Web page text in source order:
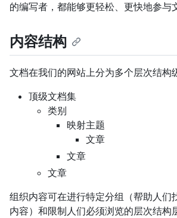
的编写者，都能够更轻松、更快地参与
内容结构
文档在我们的网站上分为多个层次结构
顶级文档集
类别
映射主题
文章
文章
文章
组织内容可在进行特定分组（帮助人们
内容）和限制人们必须浏览的层次结构